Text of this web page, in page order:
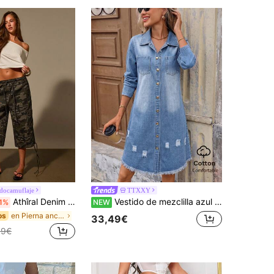
Athîral Denim Pantalones cargo de camuflaje vintage, pantalones capri holgados de pierna ancha para verano
en Pierna ancha Pantalones vaqueros
TTXXY
NEW Vestido de mezclilla azul claro de manga larga con efecto desgastado para mujer
33,49€